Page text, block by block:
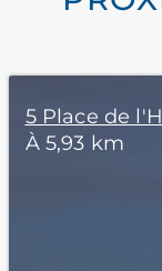
5 Place de
À 5,93 km